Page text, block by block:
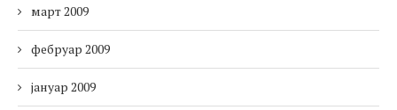
март 2009
фебруар 2009
јануар 2009